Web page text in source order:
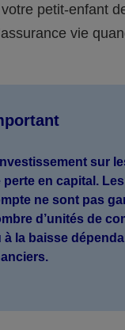
petit-enfant
vie
sur
perte en capital.
ne sont pas
d’unités de
à la baisse